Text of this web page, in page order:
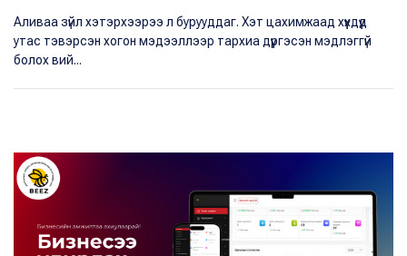
Аливаа зүйл хэтэрхээрээ л бурууддаг. Хэт цахимжаад хүүхдүүд
утас тэвэрсэн хогон мэдээллээр тархиа дүүргэсэн мэдлэггүй
болох вий...